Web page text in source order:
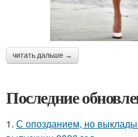
читать дальше →
Последние
1. С опозданием, но